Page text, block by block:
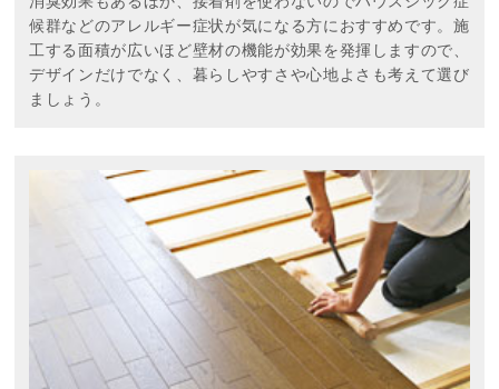
候群などのアレルギー症状が気になる方におすすめです。施
工する面積が広いほど壁材の機能が効果を発揮しますので、
デザインだけでなく、暮らしやすさや心地よさも考えて選び
ましょう。